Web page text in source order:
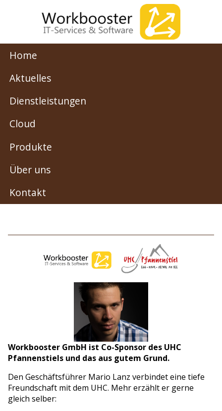
Home
Aktuelles
Dienstleistungen
Cloud
Produkte
Über uns
Kontakt
Workbooster GmbH ist Co-Sponsor des UHC
Pfannenstiels und das aus gutem Grund.
Den Geschäftsführer Mario Lanz verbindet eine tiefe
Freundschaft mit dem UHC. Mehr erzählt er gerne
gleich selber: